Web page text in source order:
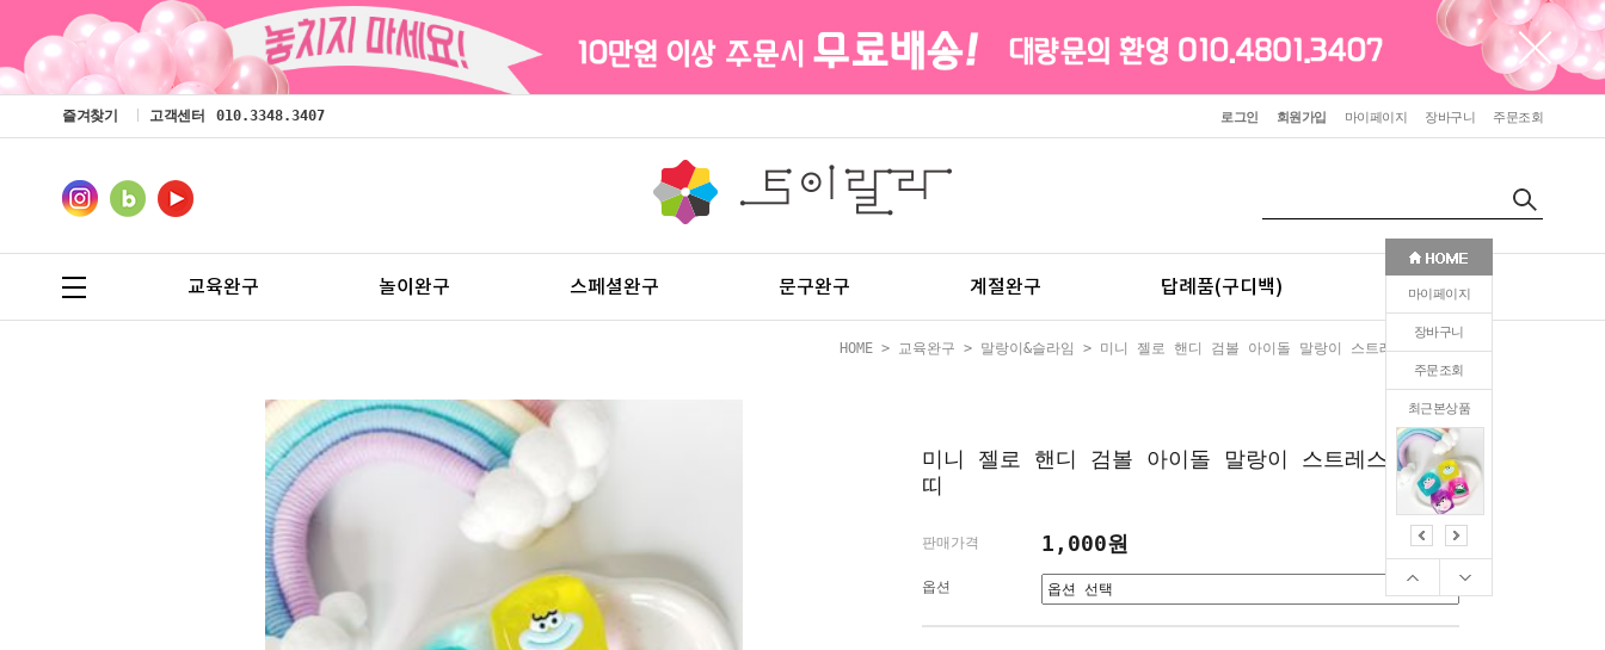
마이페이지
장바구니
주문조회
최근본상품
즐겨찾기 고객센터 010.3348.3407 로그인 회원가입 마이페이지 장바구니 주문조회
교육완구 놀이완구 스페셜완구 문구완구 계절완구 답례품(구디백) 판촉(인쇄)
HOME > 교육완구 > 말랑이&슬라임 > 미니 젤로 핸디 검볼 아이돌 말랑이 스트레스볼 쁘띠
2
미니 젤로 핸디 검볼 아이돌 말랑이 스트레스볼 쁘
띠
판매가격 1,000원
옵션